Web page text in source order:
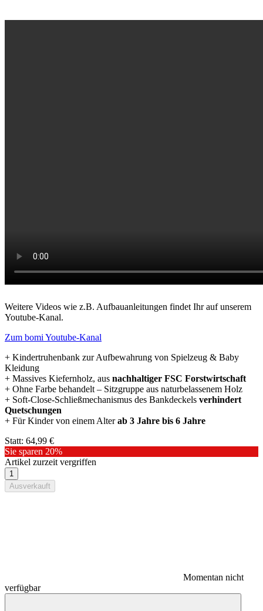
Weitere Videos wie z.B. Aufbauanleitungen findet Ihr auf unserem
Youtube-Kanal.
Zum bomi Youtube-Kanal
+ Kindertruhenbank zur Aufbewahrung von Spielzeug & Baby
Kleidung
+ Massives Kiefernholz, aus nachhaltiger FSC Forstwirtschaft
+ Ohne Farbe behandelt – Sitzgruppe aus naturbelassenem Holz
+ Soft-Close-Schließmechanismus des Bankdeckels verhindert
Quetschungen
+ Für Kinder von einem Alterab 3 Jahre bis 6 Jahre
Statt: 64,99 €
Sie sparen 20%
Artikel zurzeit vergriffen
Ausverkauft
Momentan nicht
verfügbar